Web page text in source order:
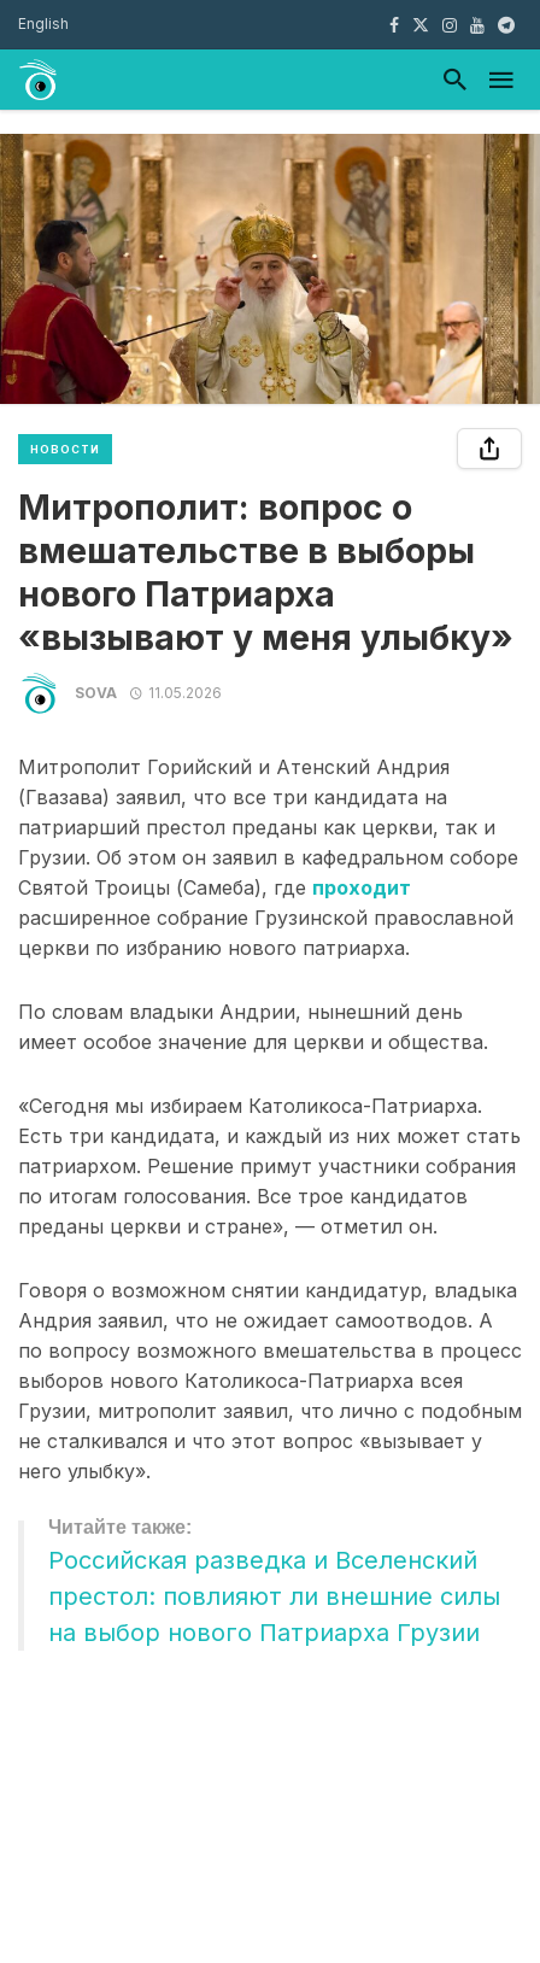
English
НОВОСТИ
Митрополит: вопрос о
вмешательстве в выборы
нового Патриарха
«вызывают у меня улыбку»
SOVA 11.05.2026
Митрополит Горийский и Атенский Андрия
(Гвазава) заявил, что все три кандидата на
патриарший престол преданы как церкви, так и
Грузии. Об этом он заявил в кафедральном соборе
Святой Троицы (Самеба), где проходит
расширенное собрание Грузинской православной
церкви по избранию нового патриарха.
По словам владыки Андрии, нынешний день
имеет особое значение для церкви и общества.
«Сегодня мы избираем Католикоса-Патриарха.
Есть три кандидата, и каждый из них может стать
патриархом. Решение примут участники собрания
по итогам голосования. Все трое кандидатов
преданы церкви и стране», — отметил он.
Говоря о возможном снятии кандидатур, владыка
Андрия заявил, что не ожидает самоотводов. А
по вопросу возможного вмешательства в процесс
выборов нового Католикоса-Патриарха всея
Грузии, митрополит заявил, что лично с подобным
не сталкивался и что этот вопрос «вызывает у
него улыбку».
Российская разведка и Вселенский
престол: повлияют ли внешние силы
на выбор нового Патриарха Грузии